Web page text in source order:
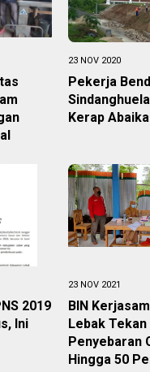
23 NOV 2020
Pekerja
Kerap
2019
Ini
23 NOV 2021
BIN
Lebak
Penyebaran
Hingga 50